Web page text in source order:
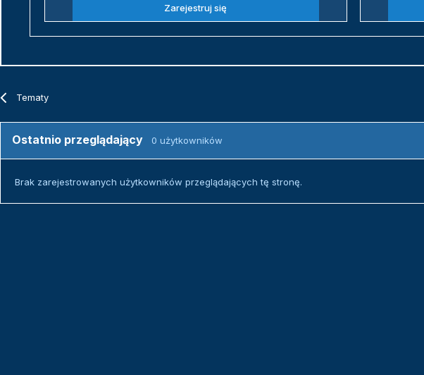
Zarejestruj się
Tematy
Ostatnio przeglądający 0 użytkowników
Brak zarejestrowanych użytkowników przeglądających tę stronę.